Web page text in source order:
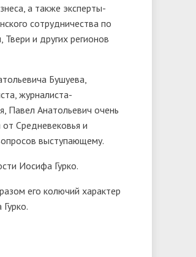
а также эксперты-
сотрудничества по
и других регионов
Бушуева,
журналиста-
Павел Анатольевич очень
от Средневековья и
выступающему.
Иосифа Гурко.
его колючий характер